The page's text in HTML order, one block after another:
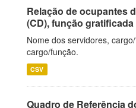
Relação de ocupantes
(CD), função gratificada
Nome dos servidores,
cargo/função.
CSV
Quadro de Referência